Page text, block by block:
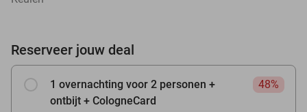
Reserveer jouw deal
1 overnachting voor 2 personen +
ontbijt + CologneCard
48%